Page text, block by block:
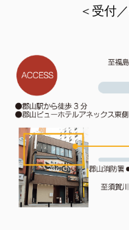
＜受付